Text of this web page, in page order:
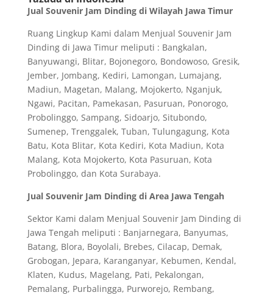
Jual Souvenir Jam Dinding di Wilayah Jawa Timur
Ruang Lingkup Kami dalam Menjual Souvenir Jam
Dinding di Jawa Timur meliputi : Bangkalan,
Banyuwangi, Blitar, Bojonegoro, Bondowoso, Gresik,
Jember, Jombang, Kediri, Lamongan, Lumajang,
Madiun, Magetan, Malang, Mojokerto, Nganjuk,
Ngawi, Pacitan, Pamekasan, Pasuruan, Ponorogo,
Probolinggo, Sampang, Sidoarjo, Situbondo,
Sumenep, Trenggalek, Tuban, Tulungagung, Kota
Batu, Kota Blitar, Kota Kediri, Kota Madiun, Kota
Malang, Kota Mojokerto, Kota Pasuruan, Kota
Probolinggo, dan Kota Surabaya.
Jual Souvenir Jam Dinding di Area Jawa Tengah
Sektor Kami dalam Menjual Souvenir Jam Dinding di
Jawa Tengah meliputi : Banjarnegara, Banyumas,
Batang, Blora, Boyolali, Brebes, Cilacap, Demak,
Grobogan, Jepara, Karanganyar, Kebumen, Kendal,
Klaten, Kudus, Magelang, Pati, Pekalongan,
Pemalang, Purbalingga, Purworejo, Rembang,